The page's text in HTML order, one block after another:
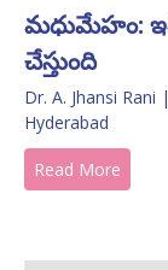
మధుమేహం:
చేస్తుంది
Dr. A. Jhansi
Hyderabad
Read More